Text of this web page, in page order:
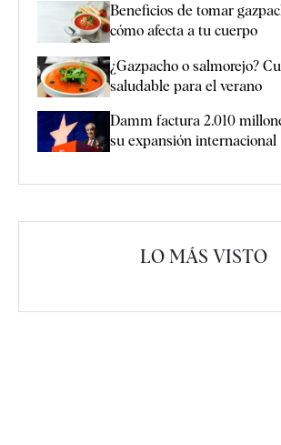
Beneficios de tomar
cómo afecta a tu cuerpo
¿Gazpacho o salmorejo?
saludable para el verano
Damm factura 2.010
su expansión internacional
LO MÁS VISTO